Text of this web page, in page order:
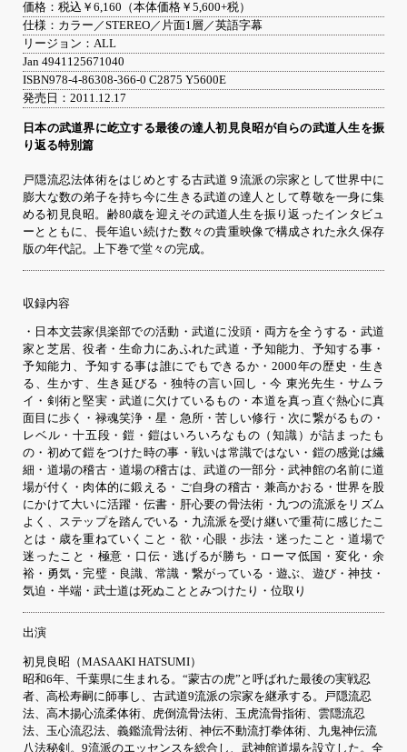
価格：税込￥6,160（本体価格￥5,600+税）
仕様：カラー／STEREO／片面1層／英語字幕
リージョン：ALL
Jan 4941125671040
ISBN978-4-86308-366-0 C2875 Y5600E
発売日：2011.12.17
日本の武道界に屹立する最後の達人初見良昭が自らの武道人生を振
り返る特別篇
戸隠流忍法体術をはじめとする古武道９流派の宗家として世界中に
膨大な数の弟子を持ち今に生きる武道の達人として尊敬を一身に集
める初見良昭。齢80歳を迎えその武道人生を振り返ったインタビュ
ーとともに、長年追い続けた数々の貴重映像で構成された永久保存
版の年代記。上下巻で堂々の完成。
収録内容
・日本文芸家倶楽部での活動・武道に没頭・両方を全うする・武道
家と芝居、役者・生命力にあふれた武道・予知能力、予知する事・
予知能力、予知する事は誰にでもできるか・2000年の歴史・生き
る、生かす、生き延びる・独特の言い回し・今 東光先生・サムラ
イ・剣術と堅実・武道に欠けているもの・本道を真っ直ぐ熱心に真
面目に歩く・禄魂笑浄・星・急所・苦しい修行・次に繋がるもの・
レベル・十五段・鎧・鎧はいろいろなもの（知識）が詰まったも
の・初めて鎧をつけた時の事・戦いは常識ではない・鎧の感覚は繊
細・道場の稽古・道場の稽古は、武道の一部分・武神館の名前に道
場が付く・肉体的に鍛える・ご自身の稽古・兼高かおる・世界を股
にかけて大いに活躍・伝書・肝心要の骨法術・九つの流派をリズム
よく、ステップを踏んでいる・九流派を受け継いで重荷に感じたこ
とは・歳を重ねていくこと・欲・心眼・歩法・迷ったこと・道場で
迷ったこと・極意・口伝・逃げるが勝ち・ローマ低国・変化・余
裕・勇気・完璧・良識、常識・繋がっている・遊ぶ、遊び・神技・
気迫・半端・武士道は死ぬこととみつけたり・位取り
出演
初見良昭（MASAAKI HATSUMI）
昭和6年、千葉県に生まれる。“蒙古の虎”と呼ばれた最後の実戦忍
者、高松寿嗣に師事し、古武道9流派の宗家を継承する。戸隠流忍
法、高木揚心流柔体術、虎倒流骨法術、玉虎流骨指術、雲隠流忍
法、玉心流忍法、義鑑流骨法術、神伝不動流打拳体術、九鬼神伝流
八法秘剣。9流派のエッセンスを総合し、武神館道場を設立した。全